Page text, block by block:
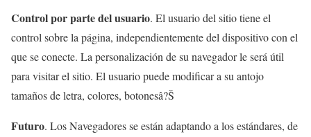
Control por parte del usuario. El usuario del sitio tiene el
control sobre la página, independientemente del dispositivo con el
que se conecte. La personalización de su navegador le será útil
para visitar el sitio. El usuario puede modificar a su antojo
tamaños de letra, colores, botonesâ?Š
Futuro. Los Navegadores se están adaptando a los estándares, de